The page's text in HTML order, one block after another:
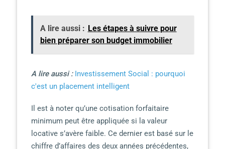
A lire aussi : Les étapes à suivre pour
bien préparer son budget immobilier
A lire aussi : Investissement Social : pourquoi
c'est un placement intelligent
Il est à noter qu’une cotisation forfaitaire
minimum peut être appliquée si la valeur
locative s’avère faible. Ce dernier est basé sur le
chiffre d’affaires des deux années précédentes,